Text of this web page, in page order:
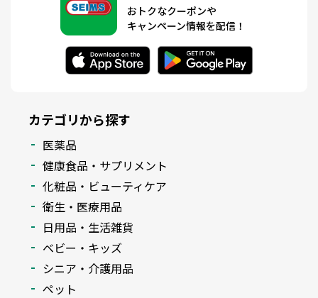
おトクなクーポンや
キャンペーン情報を配信！
カテゴリから探す
医薬品
健康食品・サプリメント
化粧品・ビューティケア
衛生・医療用品
日用品・生活雑貨
ベビー・キッズ
シニア・介護用品
ペット